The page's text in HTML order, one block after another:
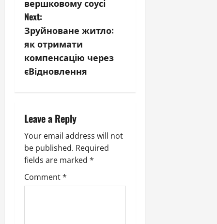
t
n
a
v
g
a
t
i
вершковому соусі
Next:
Зруйноване житло:
як отримати
компенсацію через
єВідновлення
Leave a Reply
Your email address will not
be published. Required
fields are marked *
Comment*